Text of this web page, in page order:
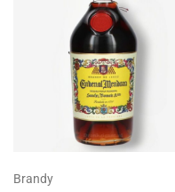
Brandy